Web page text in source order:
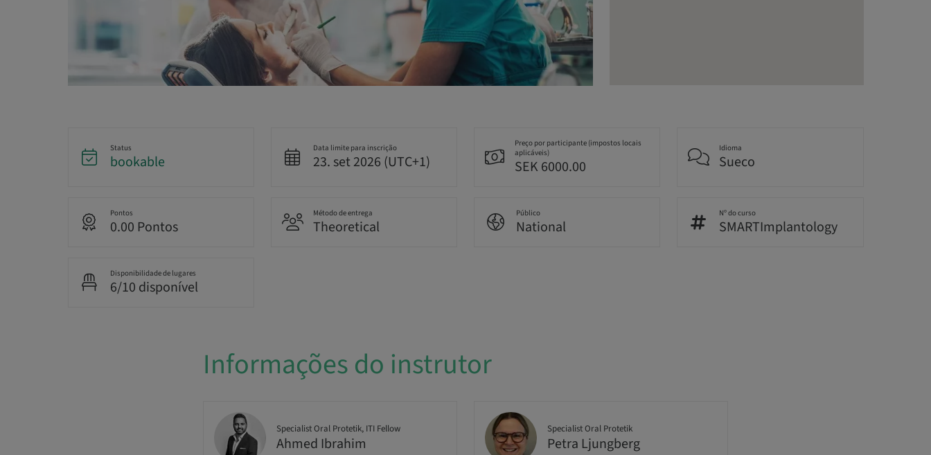
Status
bookable
Data limite para inscrição
23. set 2026 (UTC+1)
Preço por participante (impostos locais
aplicáveis)
SEK 6000.00
Idioma
Sueco
Pontos
0.00 Pontos
Método de entrega
Theoretical
Público
National
Nº do curso
SMARTImplantology
Disponibilidade de lugares
6/10 disponível
Informações do instrutor
Specialist Oral Protetik, ITI Fellow
Ahmed Ibrahim
Specialist Oral Protetik
Petra Ljungberg